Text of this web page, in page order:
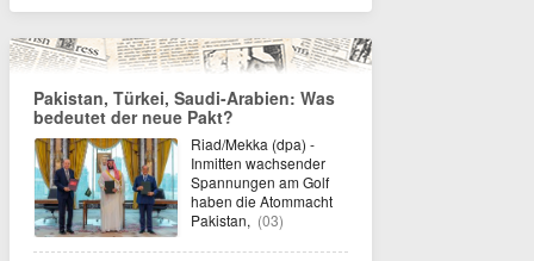
Pakistan, Türkei, Saudi-Arabien: Was
bedeutet der neue Pakt?
Riad/Mekka (dpa) -
Inmitten wachsender
Spannungen am Golf
haben die Atommacht
Pakistan, (03)